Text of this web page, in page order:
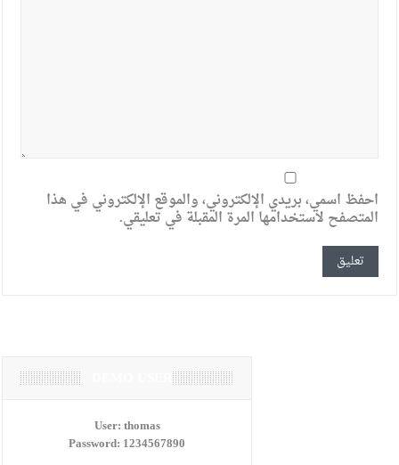
احفظ اسمي، بريدي الإلكتروني، والموقع الإلكتروني في هذا
المتصفح لاستخدامها المرة المقبلة في تعليقي.
User:thomas
Password: 1234567890